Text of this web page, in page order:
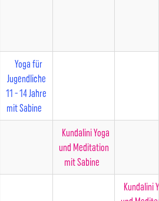
Yoga für
Jugendliche
11 - 14 Jahre
mit Sabine
Kundalini Yoga
und Meditation
mit Sabine
Kundalini